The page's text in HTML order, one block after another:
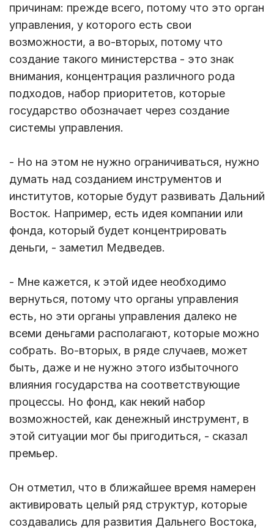
причинам: прежде всего, потому что это орган
управления, у которого есть свои
возможности, а во-вторых, потому что
создание такого министерства - это знак
внимания, концентрация различного рода
подходов, набор приоритетов, которые
государство обозначает через создание
системы управления.
- Но на этом не нужно ограничиваться, нужно
думать над созданием инструментов и
институтов, которые будут развивать Дальний
Восток. Например, есть идея компании или
фонда, который будет концентрировать
деньги, - заметил Медведев.
- Мне кажется, к этой идее необходимо
вернуться, потому что органы управления
есть, но эти органы управления далеко не
всеми деньгами располагают, которые можно
собрать. Во-вторых, в ряде случаев, может
быть, даже и не нужно этого избыточного
влияния государства на соответствующие
процессы. Но фонд, как некий набор
возможностей, как денежный инструмент, в
этой ситуации мог бы пригодиться, - сказал
премьер.
Он отметил, что в ближайшее время намерен
активировать целый ряд структур, которые
создавались для развития Дальнего Востока,